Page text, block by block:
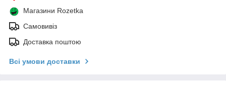
Магазини Rozetka
Самовивіз
Доставка поштою
Всі умови доставки